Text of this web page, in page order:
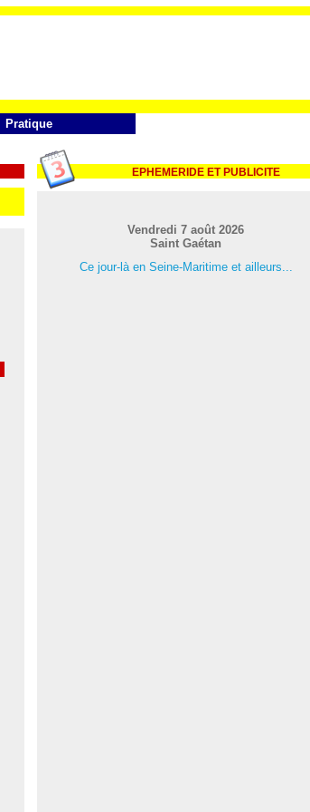
Pratique
EPHEMERIDE ET PUBLICITE
Vendredi 7 août 2026
Saint Gaétan
Ce jour-là en Seine-Maritime et ailleurs...